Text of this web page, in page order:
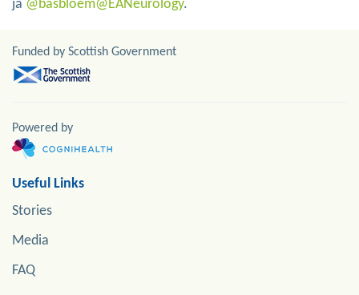
ja @basbloem@EANeurology.
Funded by Scottish Government
Powered by
Useful Links
Stories
Media
FAQ